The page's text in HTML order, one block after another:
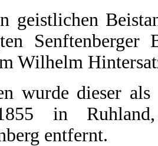
geistlichen
Wilhelm
wurde dieser
in
entfernt.